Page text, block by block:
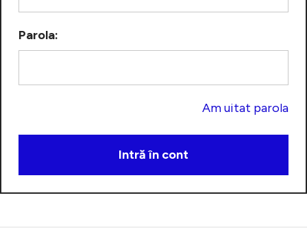
Creează cont
Parola:
Am uitat parola